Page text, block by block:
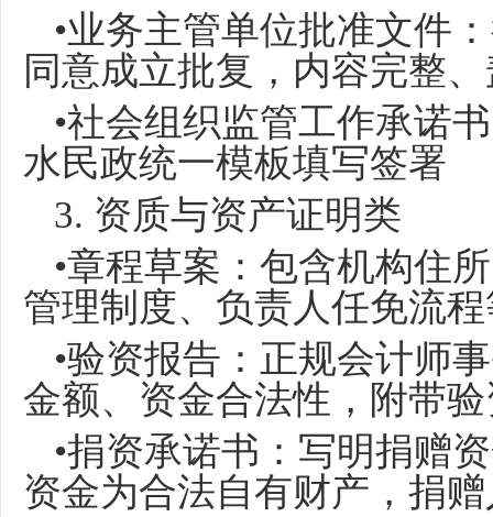
•业务主管单位批准文件
同意成立批复，内容完整
•社会组织监管工作承诺
水民政统一模板填写签署
3. 资质与资产证明类
•章程草案：包含机构住
管理制度、负责人任免流
•验资报告：正规会计师
金额、资金合法性，附带
•捐资承诺书：写明捐赠
资金为合法自有财产，捐